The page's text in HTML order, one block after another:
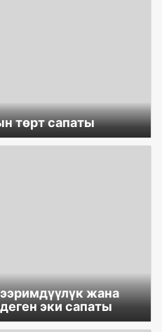
төрт сапаты
жана
эки сапаты